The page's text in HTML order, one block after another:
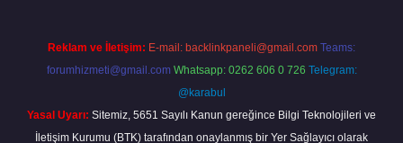
Reklam ve İletişim: E-mail: backlinkpaneli@gmail.com Teams:
forumhizmeti@gmail.com Whatsapp: 0262 606 0 726 Telegram:
@karabul
Yasal Uyarı: Sitemiz, 5651 Sayılı Kanun gereğince Bilgi Teknolojileri ve
İletişim Kurumu (BTK) tarafından onaylanmış bir Yer Sağlayıcı olarak